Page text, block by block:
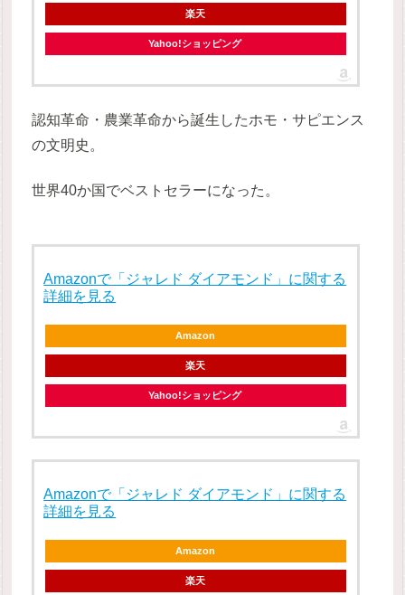
楽天
Yahoo!ショッピング
認知革命・農業革命から誕生したホモ・サピエンス
の文明史。
世界40か国でベストセラーになった。
Amazonで「ジャレド ダイアモンド」に関する
詳細を見る
Amazon
楽天
Yahoo!ショッピング
Amazonで「ジャレド ダイアモンド」に関する
詳細を見る
Amazon
楽天